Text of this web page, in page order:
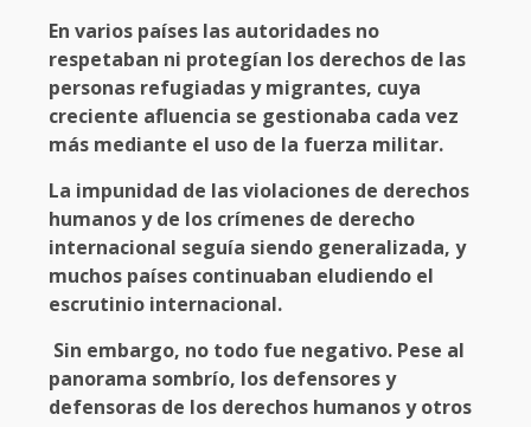
En varios países las autoridades no
respetaban ni protegían los derechos de las
personas refugiadas y migrantes, cuya
creciente afluencia se gestionaba cada vez
más mediante el uso de la fuerza militar.
La impunidad de las violaciones de derechos
humanos y de los crímenes de derecho
internacional seguía siendo generalizada, y
muchos países continuaban eludiendo el
escrutinio internacional.
Sin embargo, no todo fue negativo. Pese al
panorama sombrío, los defensores y
defensoras de los derechos humanos y otros